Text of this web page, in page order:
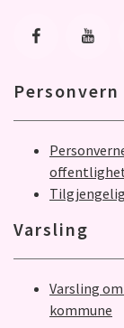
Gå til Gå
Varsling
Varsling
kommune